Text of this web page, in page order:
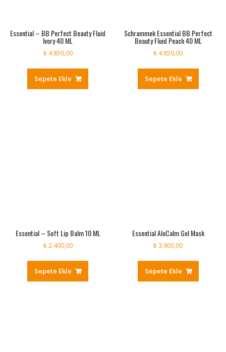
Essential – BB Perfect Beauty Fluid
Ivory 40 ML
₺4.850,00
Sepete Ekle
Schrammek Essential BB Perfect
Beauty Fluid Peach 40 ML
₺ 4.850,00
Sepete Ekle
Essential – Soft Lip Balm 10 ML
₺2.400,00
Sepete Ekle
Essential AloCalm Gel Mask
₺3.900,00
Sepete Ekle